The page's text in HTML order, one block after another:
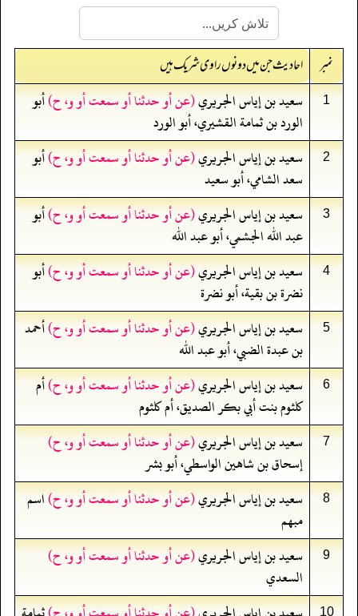
نمبر احادیث جن میں دونوں راوی شریک ہیں
1 سعيد بن إياس الجريري(عن أو حدثنا أو سمعت أو و، ح)أبو
الورد بن ثمامة القشيري، أبو الورد
2 سعيد بن إياس الجريري(عن أو حدثنا أو سمعت أو و، ح)أبو
سعد الشامي، أبو سعيد
3 سعيد بن إياس الجريري(عن أو حدثنا أو سمعت أو و، ح)أبو
عبد الله الجشمي، أبو عبد الله
4 سعيد بن إياس الجريري(عن أو حدثنا أو سمعت أو و، ح)أبو
نضرة بن بقية، أبو نضرة
5 سعيد بن إياس الجريري(عن أو حدثنا أو سمعت أو و، ح)أحمد
بن عبدة الضبي، أبو عبد الله
6 سعيد بن إياس الجريري(عن أو حدثنا أو سمعت أو و، ح)أم
كلثوم بنت أبي بكر الصديق، أم كلثوم
7 سعيد بن إياس الجريري(عن أو حدثنا أو سمعت أو و، ح)
إسحاق بن شاهين الواسطي، أبو بشر
8 سعيد بن إياس الجريري(عن أو حدثنا أو سمعت أو و، ح)اسم
مبهم
9 سعيد بن إياس الجريري(عن أو حدثنا أو سمعت أو و، ح)
السعدي
10